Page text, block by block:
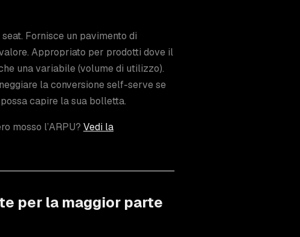
Fornisce un pavimento di
Appropriato per prodotti dove il
una variabile (volume di utilizzo).
la conversione self-serve se
capire la sua bolletta.
mosso l’ARPU? Vedi la
per la maggior parte